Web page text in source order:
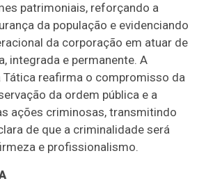
patrimoniais, reforçando a
da população e evidenciando
da corporação em atuar de
integrada e permanente. A
Tática reafirma o compromisso da
da ordem pública e a
ações criminosas, transmitindo
de que a criminalidade será
e profissionalismo.